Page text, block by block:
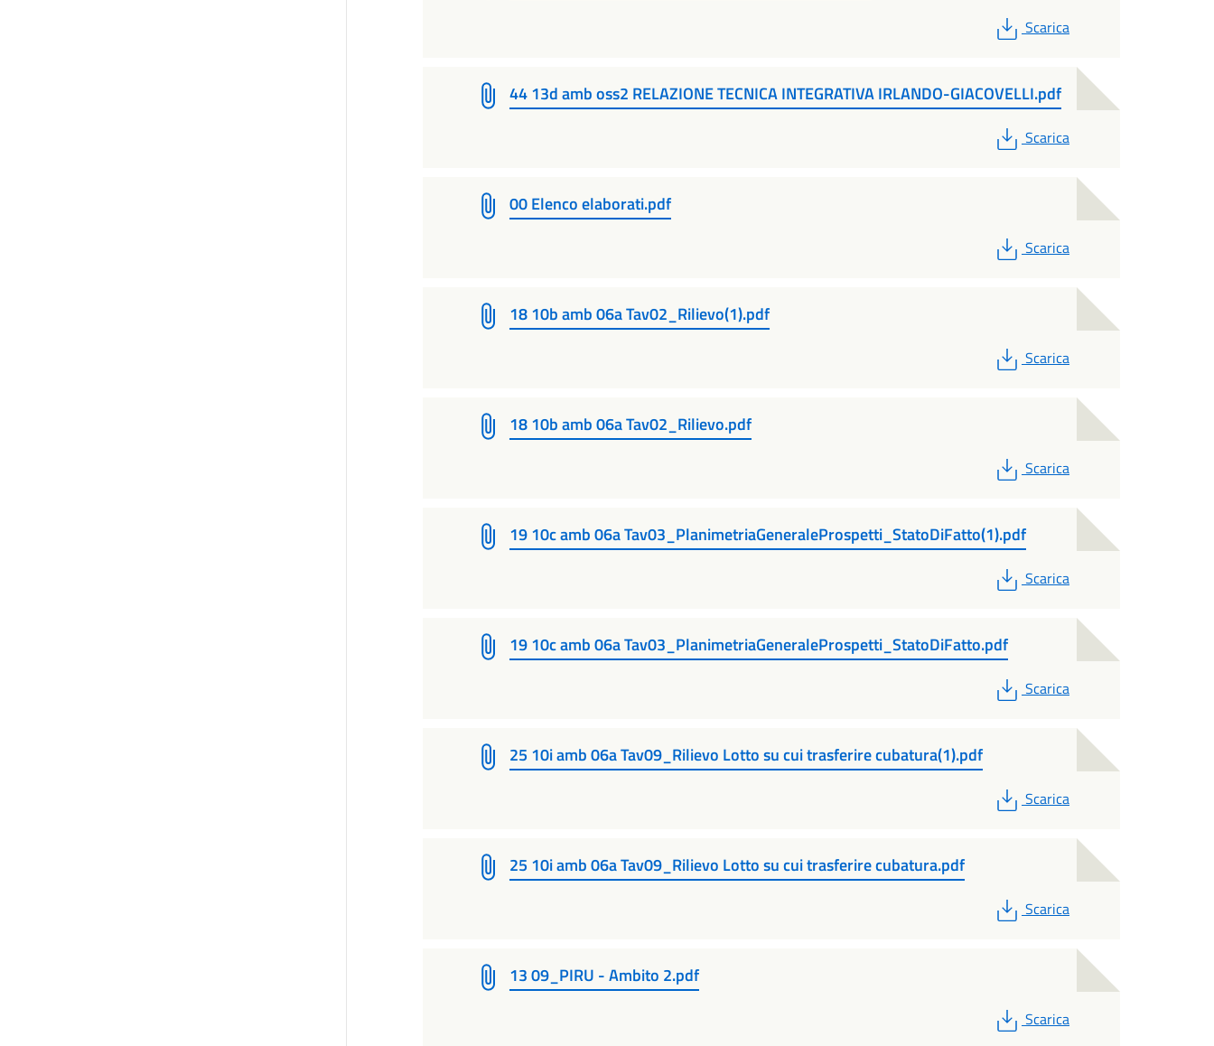
PDF
Scarica
44 13d amb oss2 RELAZIONE TECNICA INTEGRATIVA IRLANDO-GIACOVELLI.pdf
PDF
Scarica
00 Elenco elaborati.pdf
PDF
Scarica
18 10b amb 06a Tav02_Rilievo(1).pdf
PDF
Scarica
18 10b amb 06a Tav02_Rilievo.pdf
PDF
Scarica
19 10c amb 06a Tav03_PlanimetriaGeneraleProspetti_StatoDiFatto(1).pdf
PDF
Scarica
19 10c amb 06a Tav03_PlanimetriaGeneraleProspetti_StatoDiFatto.pdf
PDF
Scarica
25 10i amb 06a Tav09_Rilievo Lotto su cui trasferire cubatura(1).pdf
PDF
Scarica
25 10i amb 06a Tav09_Rilievo Lotto su cui trasferire cubatura.pdf
PDF
Scarica
13 09_PIRU - Ambito 2.pdf
PDF
Scarica